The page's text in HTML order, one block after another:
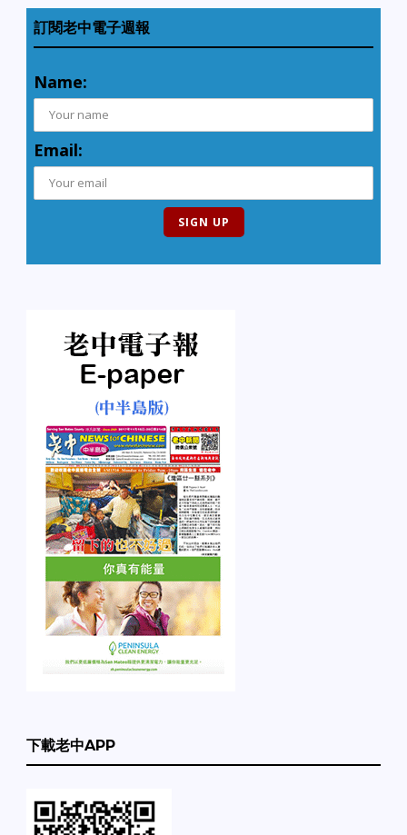
訂閱老中電子週報
Name:
Email:
下載老中APP